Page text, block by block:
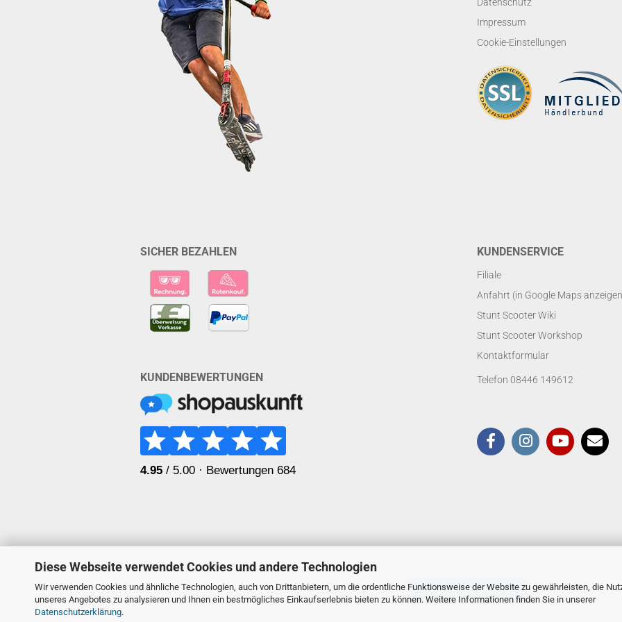
Diese Webseite verwendet Cookies und andere Technologien
Wir verwenden Cookies und ähnliche Technologien, auch von Drittanbietern, um die ordentliche Funktionsweise der Website zu gewährleisten, die
unseres Angebotes zu analysieren und Ihnen ein bestmögliches Einkaufserlebnis bieten zu können. Weitere Informationen finden Sie in unserer
Datenschutzerklärung.
Impressum
Cookie-Einstellungen
SICHER BEZAHLEN
KUNDENBEWERTUNGEN
KUNDENSERVICE
Filiale
Anfahrt (in Google Maps
Stunt Scooter Wiki
Stunt Scooter Workshop
Kontaktformular
Telefon 08446 149612
Vertrag widerrufen